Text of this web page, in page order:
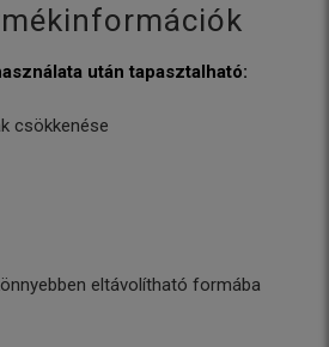
után tapasztalható:
csökkenése
eltávolítható formába